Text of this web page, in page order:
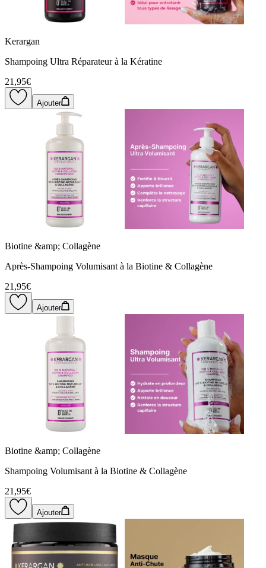
Kerargan
Shampoing Ultra Réparateur à la Kératine
21,95€
Ajouter
Biotine &amp; Collagène
Après-Shampoing Volumisant à la Biotine & Collagène
21,95€
Ajouter
Biotine &amp; Collagène
Shampoing Volumisant à la Biotine & Collagène
21,95€
Ajouter